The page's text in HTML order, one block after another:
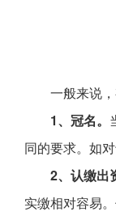
一般来说
1、冠名。
同的要求。如
2、认缴出
实缴相对容易